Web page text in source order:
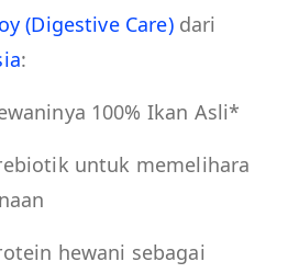
(Digestive Care)dari
:
100% Ikan Asli*
untuk memelihara
hewani sebagai